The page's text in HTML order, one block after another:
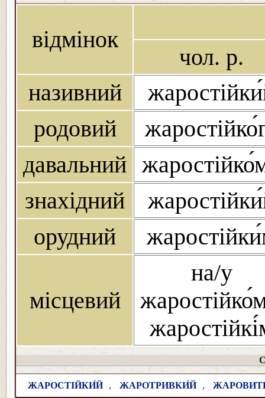
відмінок
чол. р.
називний
родовий
давальний
знахідний
орудний
місцевий
на/у
ЖАРОСТІЙКИ́Й , ЖАРОТРИВКИ́Й ,